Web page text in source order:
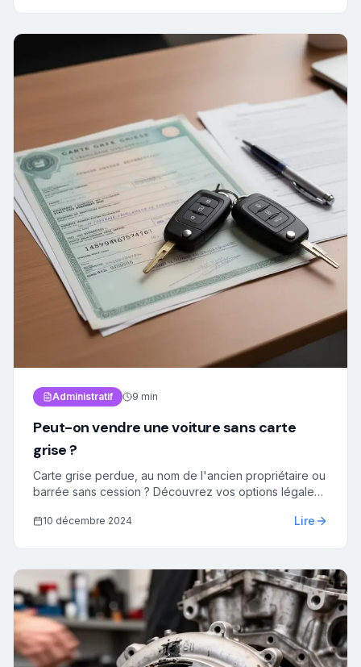
Administratif 9 min
Peut-on vendre une voiture sans carte
grise ?
Carte grise perdue, au nom de l'ancien propriétaire ou
barrée sans cession ? Découvrez vos options légales
alternatifs acceptés.
10 décembre 2024 Lire